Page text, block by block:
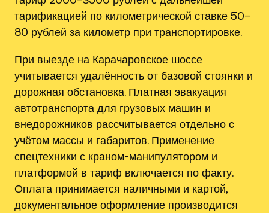
тарификацией по километрической ставке 50–
80 рублей за километр при транспортировке.
При выезде на Карачаровское шоссе
учитывается удалённость от базовой стоянки и
дорожная обстановка. Платная эвакуация
автотранспорта для грузовых машин и
внедорожников рассчитывается отдельно с
учётом массы и габаритов. Применение
спецтехники с краном-манипулятором и
платформой в тариф включается по факту.
Оплата принимается наличными и картой,
документальное оформление производится